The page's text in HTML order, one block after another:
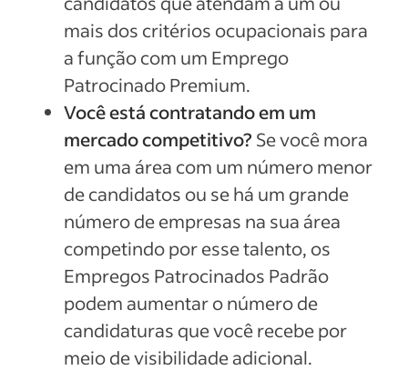
mais dos critérios ocupacionais para
a função com um Emprego
Patrocinado Premium.
Você está contratando em um
mercado competitivo? Se você mora
em uma área com um número menor
de candidatos ou se há um grande
número de empresas na sua área
competindo por esse talento, os
Empregos Patrocinados Padrão
podem aumentar o número de
candidaturas que você recebe por
meio de visibilidade adicional.